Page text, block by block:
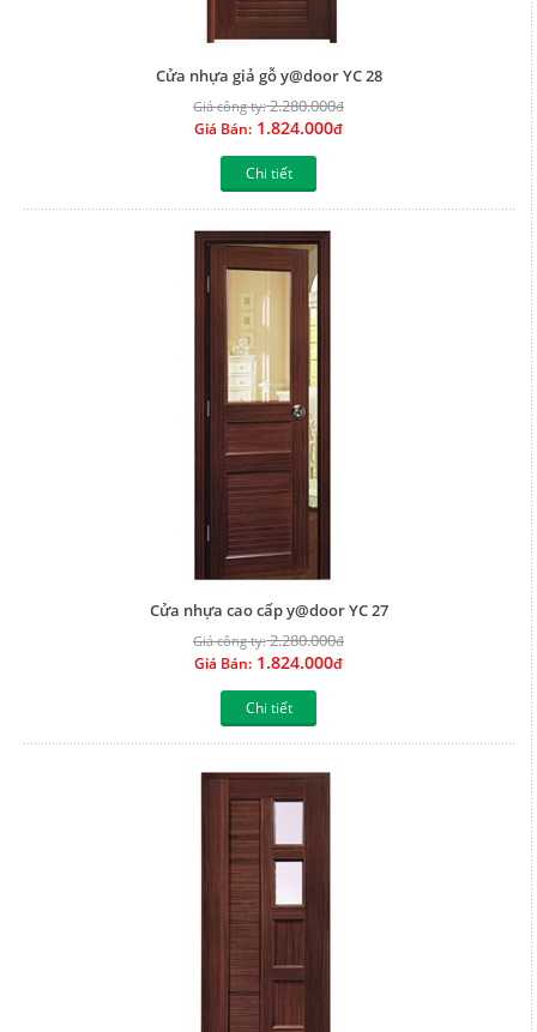
Cửa nhựa giả gỗ y@door YC 28
Giá công ty:2.280.000đ
Giá Bán: 1.824.000đ
Chi tiết
Cửa nhựa cao cấp y@door YC 27
Giá công ty:2.280.000đ
Giá Bán: 1.824.000đ
Chi tiết